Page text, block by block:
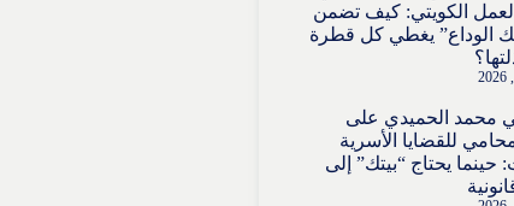
الكويتي: كيف تضمن
الوداع” يغطي كل قطرة
محمد الحميدي على
للقضايا الأسرية
حينما يحتاج “بيتك” إلى